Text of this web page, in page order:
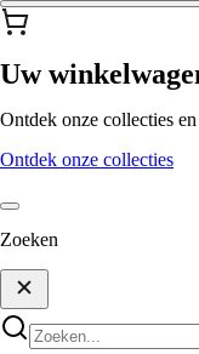
Uw
Ontdek onze collecties
Ontdek onze collecties
Zoeken